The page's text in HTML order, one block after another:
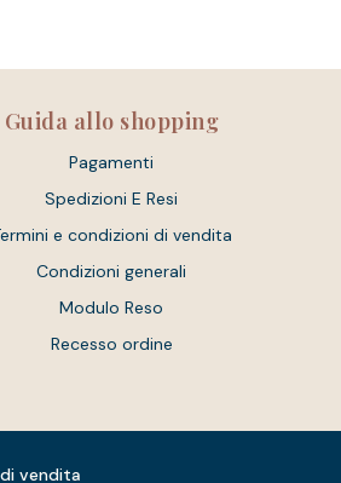
Guida allo shopping
Pagamenti
Spedizioni E Resi
e condizioni di vendita
Condizioni generali
Modulo Reso
Recesso ordine
vendita